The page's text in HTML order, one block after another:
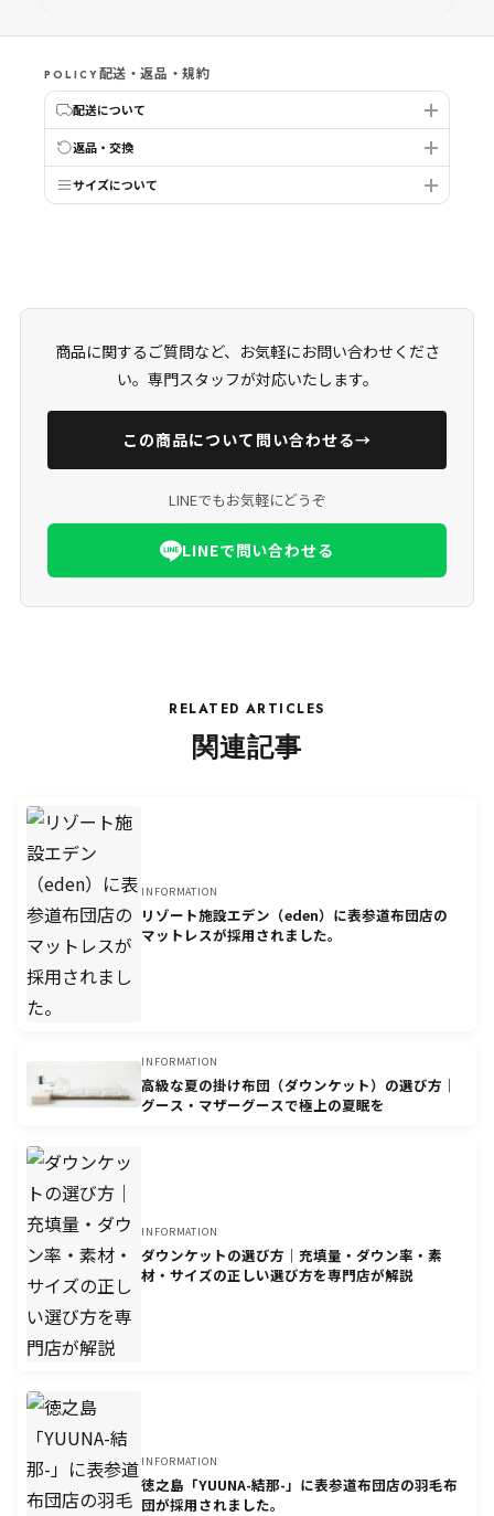
POLICY配送・返品・規約
配送について
返品・交換
サイズについて
商品に関するご質問など、お気軽にお問い合わせくださ
い。専門スタッフが対応いたします。
この商品について問い合わせる→
LINEでもお気軽にどうぞ
LINEで問い合わせる
RELATED ARTICLES
関連記事
INFORMATION
リゾート施設エデン（eden）に表参道布団店の
マットレスが採用されました。
INFORMATION
高級な夏の掛け布団（ダウンケット）の選び方｜
グース・マザーグースで極上の夏眠を
INFORMATION
ダウンケットの選び方｜充填量・ダウン率・素
材・サイズの正しい選び方を専門店が解説
INFORMATION
徳之島「YUUNA-結那-」に表参道布団店の羽毛布
団が採用されました。